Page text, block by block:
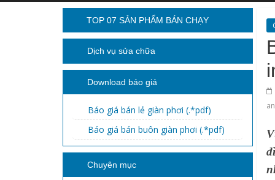
TOP 07 SẢN PHẨM BÁN CHẠY
Dịch vụ sửa chữa
Download báo giá
Báo giá bán lẻ giàn phơi (.*pdf)
Báo giá bán buôn giàn phơi (.*pdf)
Chuyên mục